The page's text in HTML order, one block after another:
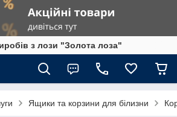
з лози "Золота лоза"
Ящики та корзини для білизни